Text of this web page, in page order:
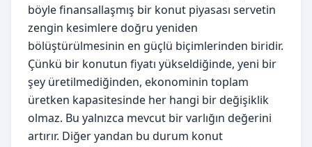
böyle finansallaşmış bir konut piyasası servetin
zengin kesimlere doğru yeniden
bölüştürülmesinin en güçlü biçimlerinden biridir.
Çünkü bir konutun fiyatı yükseldiğinde, yeni bir
şey üretilmediğinden, ekonominin toplam
üretken kapasitesinde her hangi bir değişiklik
olmaz. Bu yalnızca mevcut bir varlığın değerini
artırır. Diğer yandan bu durum konut